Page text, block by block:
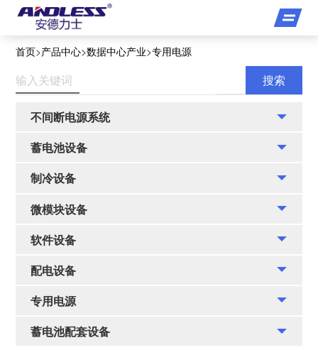
首页>产品中心>数据中心产业>专用电源
不间断电源系统
蓄电池设备
制冷设备
微模块设备
软件设备
配电设备
UPS配电一体柜
专用电源
蓄电池配套设备